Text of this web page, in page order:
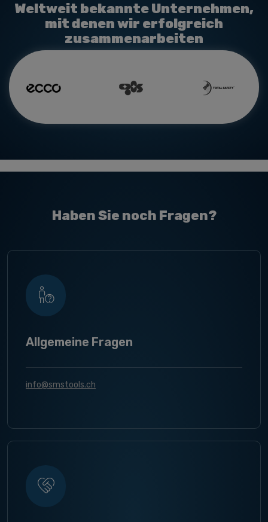
Weltweit bekannte Unternehmen,
mit denen wir erfolgreich
zusammenarbeiten
Haben Sie noch Fragen?
Allgemeine Fragen
info@smstools.ch